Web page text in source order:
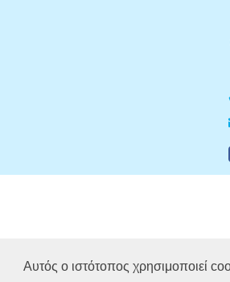
Αυτός ο ιστότοπος χρησιμοποιεί